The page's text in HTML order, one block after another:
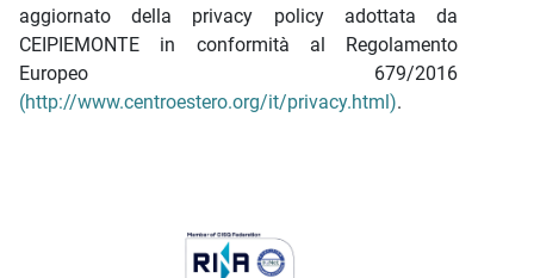
aggiornato della privacy policy adottata da
CEIPIEMONTE in conformità al Regolamento
Europeo 679/2016
(http://www.centroestero.org/it/privacy.html).